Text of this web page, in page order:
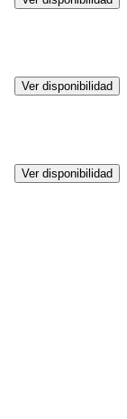
Ver disponibilidad
Ver disponibilidad